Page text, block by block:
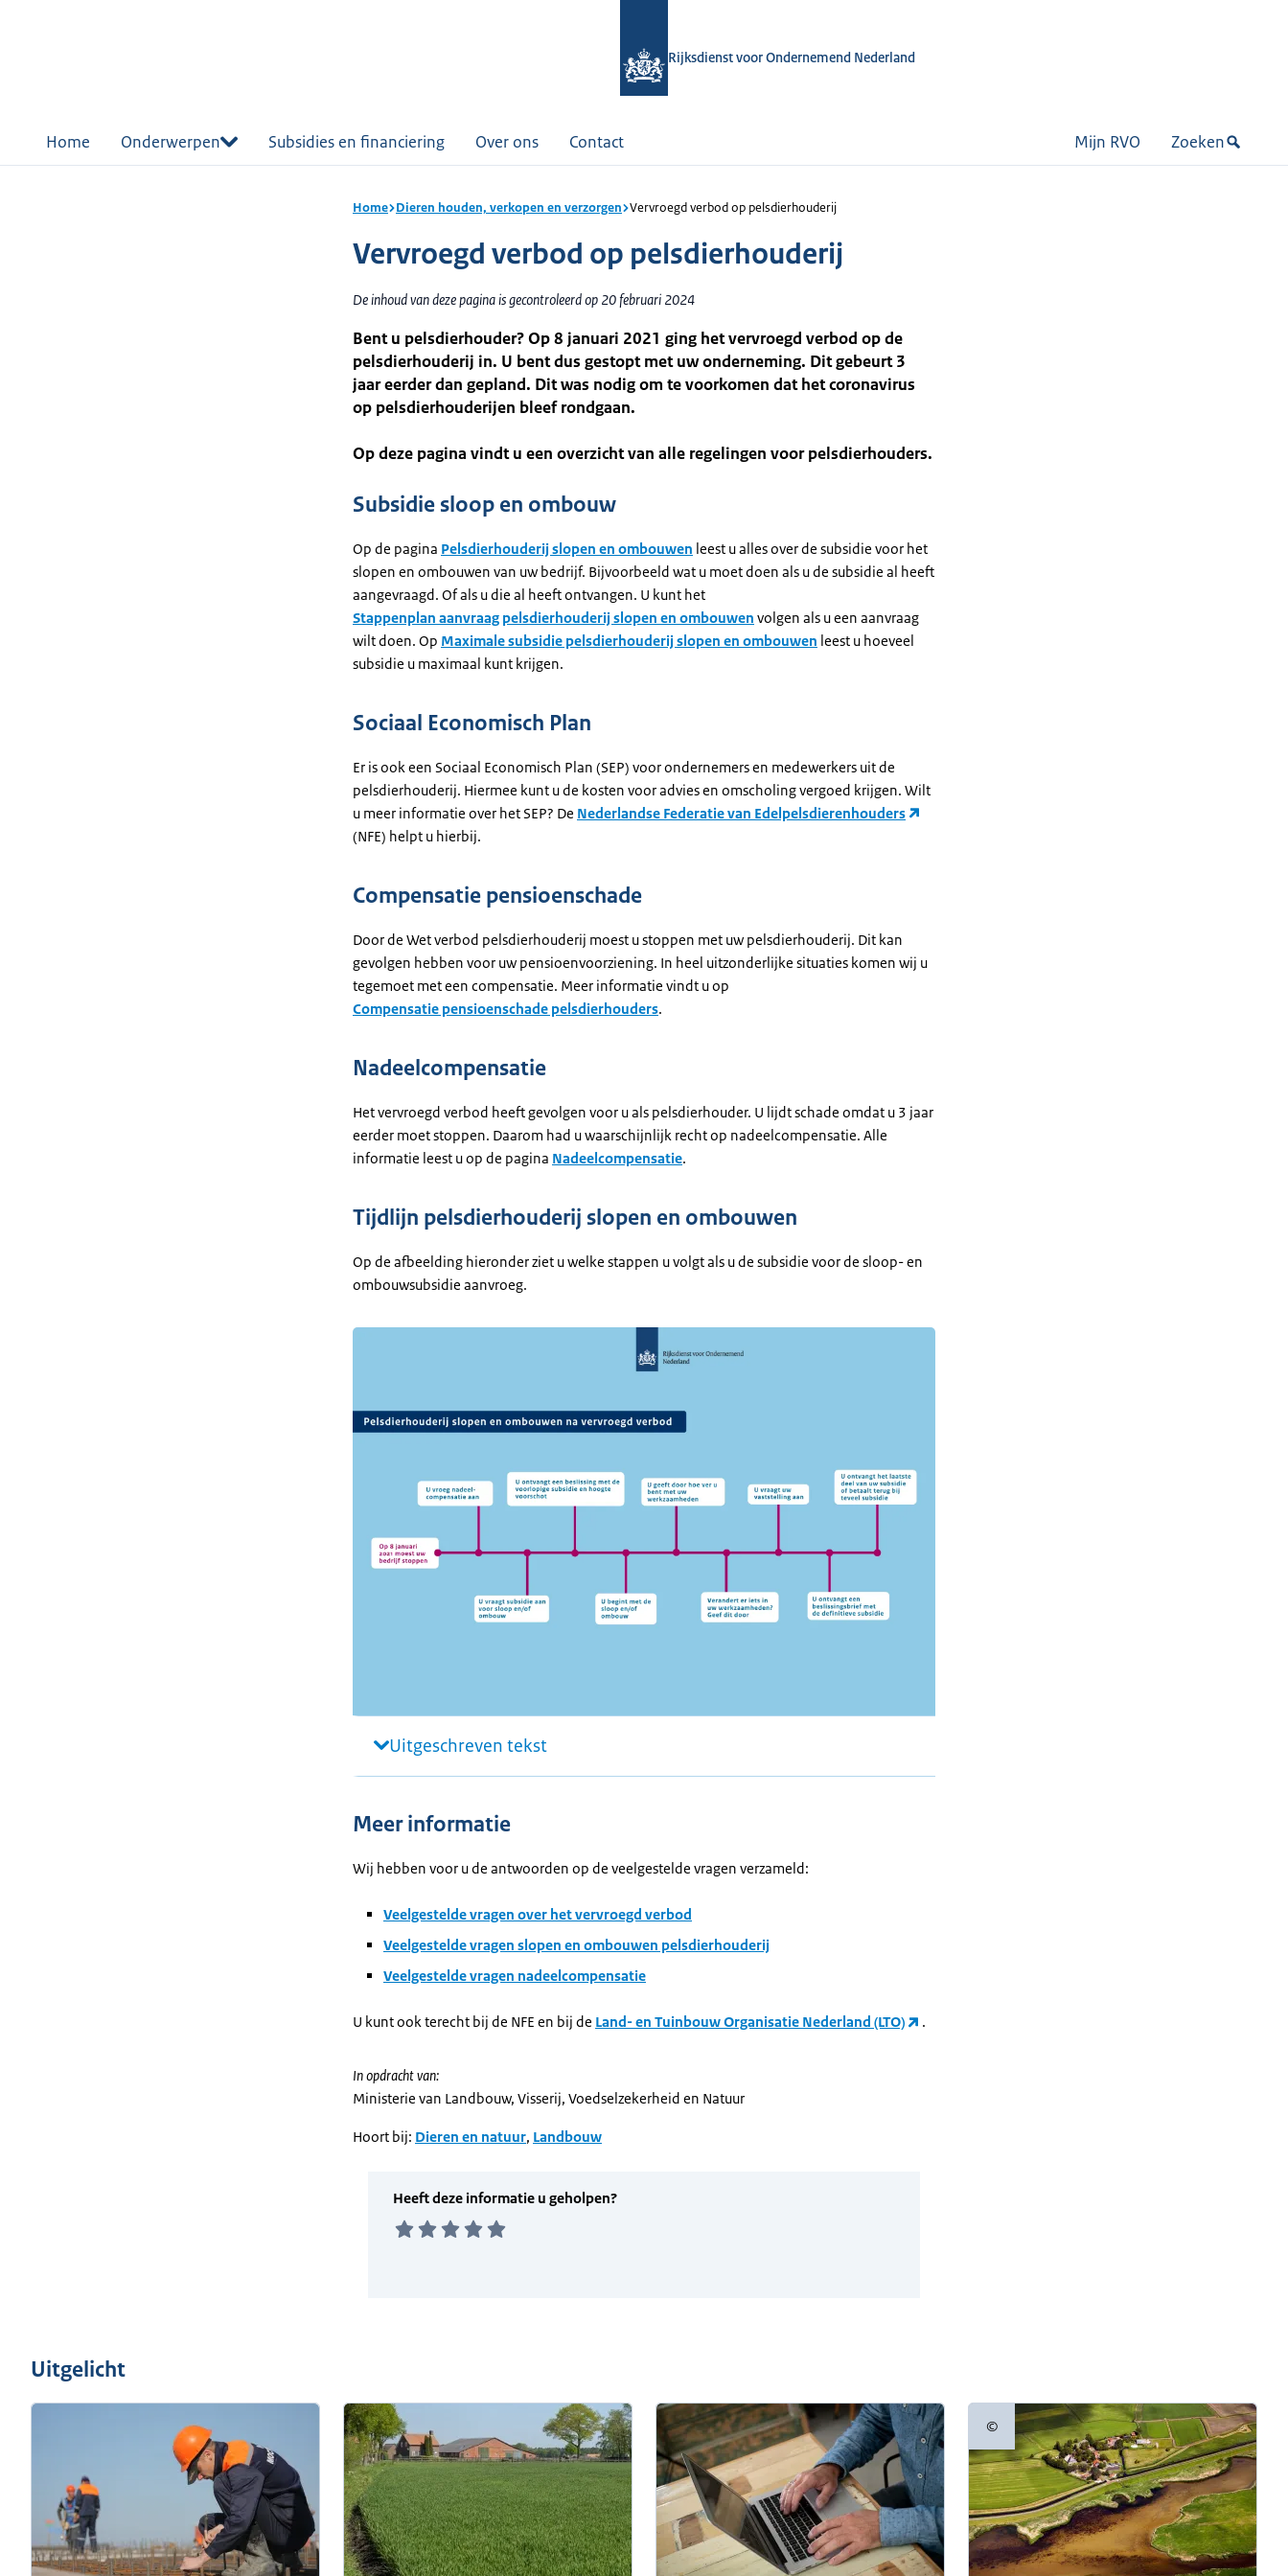
Rijksdienst voor Ondernemend Nederland
Home Onderwerpen Subsidies en financiering Over ons Contact Mijn RVO Zoeken
Home Dieren houden, verkopen en verzorgen Vervroegd verbod op pelsdierhouderij
Vervroegd verbod op pelsdierhouderij
De inhoud van deze pagina is gecontroleerd op 20 februari 2024
Bent u pelsdierhouder? Op 8 januari 2021 ging het vervroegd verbod op de
pelsdierhouderij in. U bent dus gestopt met uw onderneming. Dit gebeurt 3
jaar eerder dan gepland. Dit was nodig om te voorkomen dat het coronavirus
op pelsdierhouderijen bleef rondgaan.
Op deze pagina vindt u een overzicht van alle regelingen voor pelsdierhouders.
Subsidie sloop en ombouw
Op de pagina Pelsdierhouderij slopen en ombouwen leest u alles over de subsidie voor het
slopen en ombouwen van uw bedrijf. Bijvoorbeeld wat u moet doen als u de subsidie al heeft
aangevraagd. Of als u die al heeft ontvangen. U kunt het
Stappenplan aanvraag pelsdierhouderij slopen en ombouwen volgen als u een aanvraag
wilt doen. Op Maximale subsidie pelsdierhouderij slopen en ombouwen leest u hoeveel
subsidie u maximaal kunt krijgen.
Sociaal Economisch Plan
Er is ook een Sociaal Economisch Plan (SEP) voor ondernemers en medewerkers uit de
pelsdierhouderij. Hiermee kunt u de kosten voor advies en omscholing vergoed krijgen. Wilt
u meer informatie over het SEP? De Nederlandse Federatie van Edelpelsdierenhouders
(NFE) helpt u hierbij.
Compensatie pensioenschade
Door de Wet verbod pelsdierhouderij moest u stoppen met uw pelsdierhouderij. Dit kan
gevolgen hebben voor uw pensioenvoorziening. In heel uitzonderlijke situaties komen wij u
tegemoet met een compensatie. Meer informatie vindt u op
Compensatie pensioenschade pelsdierhouders.
Nadeelcompensatie
Het vervroegd verbod heeft gevolgen voor u als pelsdierhouder. U lijdt schade omdat u 3 jaar
eerder moet stoppen. Daarom had u waarschijnlijk recht op nadeelcompensatie. Alle
informatie leest u op de pagina Nadeelcompensatie.
Tijdlijn pelsdierhouderij slopen en ombouwen
Op de afbeelding hieronder ziet u welke stappen u volgt als u de subsidie voor de sloop- en
ombouwsubsidie aanvroeg.
Uitgeschreven tekst
Meer informatie
Wij hebben voor u de antwoorden op de veelgestelde vragen verzameld:
Veelgestelde vragen over het vervroegd verbod
Veelgestelde vragen slopen en ombouwen pelsdierhouderij
Veelgestelde vragen nadeelcompensatie
U kunt ook terecht bij de NFE en bij de Land- en Tuinbouw Organisatie Nederland (LTO) .
In opdracht van:
Ministerie van Landbouw, Visserij, Voedselzekerheid en Natuur
Hoort bij: Dieren en natuur, Landbouw
Uitgelicht
©Copyrightinformatie